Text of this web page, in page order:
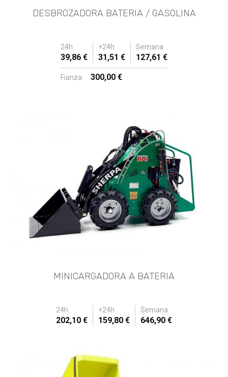
DESBROZADORA BATERIA / GASOLINA
24h +24h Semana
39,86 € 31,51 € 127,61 €
Fianza: 300,00 €
MINICARGADORA A BATERIA
24h +24h Semana
202,10 € 159,80 € 646,90 €